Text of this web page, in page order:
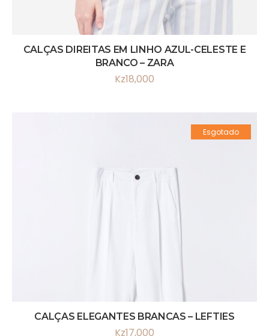
CALÇAS DIREITAS EM LINHO AZUL-CELESTE E
BRANCO – ZARA
Kz18,000
Esgotado
CALÇAS ELEGANTES BRANCAS – LEFTIES
Kz17,000